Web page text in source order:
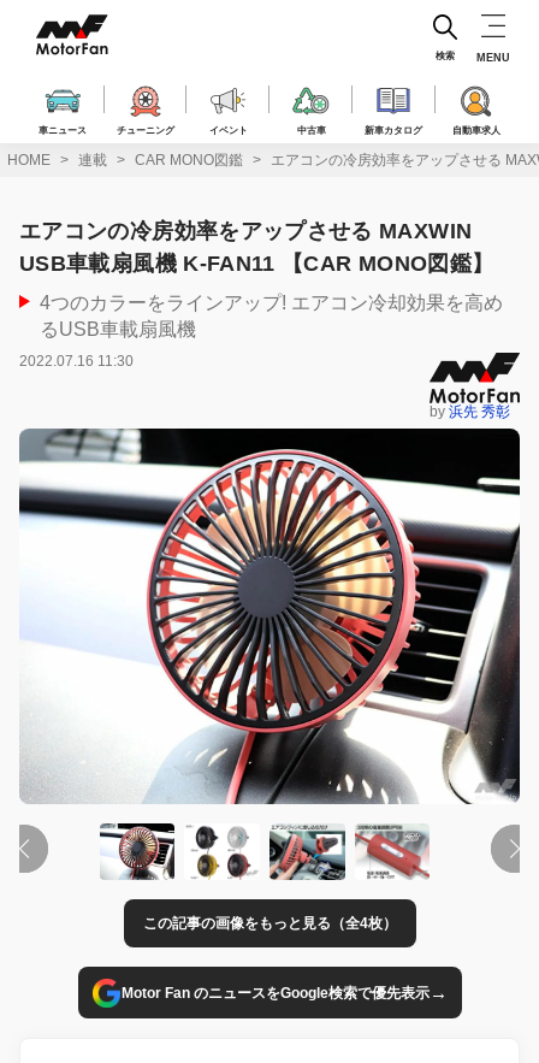
ス
車ニュース チューニング イベント 中古車 新車カタログ 自動車求人
検索 MENU
HOME 連載 CAR MONO図鑑 エアコンの冷房効率をアップさせる
エアコンの冷房効率をアップさせる MAXWIN
USB車載扇風機 K-FAN11 【CAR MONO図鑑】
4つのカラーをラインアップ! エアコン冷却効果を高め
るUSB車載扇風機
2022.07.16 11:30
by 浜先 秀彰
この記事の画像をもっと見る（全4枚）
Motor Fan のニュースをGoogle検索で優先表示→